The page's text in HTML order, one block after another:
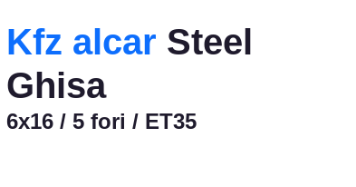
Kfz alcar Steel
Ghisa
6x16 / 5 fori / ET35